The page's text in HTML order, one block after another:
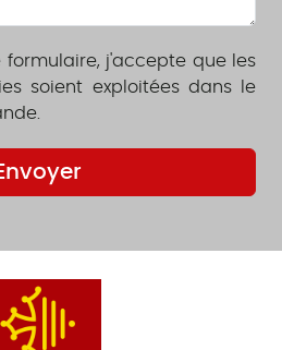
formulaire, j'accepte que les
soient exploitées dans le